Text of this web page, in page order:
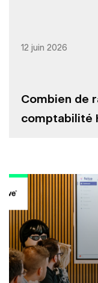
Combien de
comptabilité
12 juin 2026